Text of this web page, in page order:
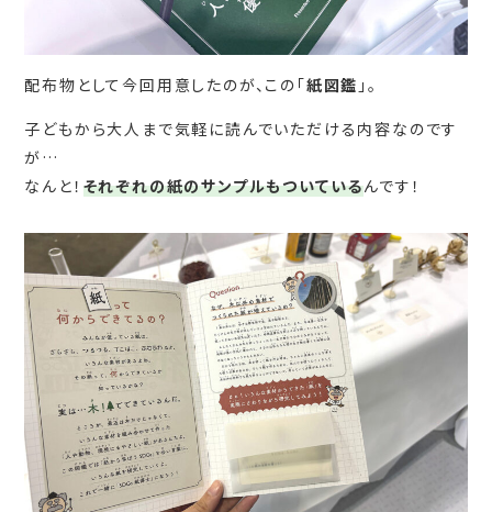
配布物として今回用意したのが、この「紙図鑑 」。
子どもから大人まで気軽に読んでいただける内容なのです
が…
なんと！ それぞれの紙のサンプルもついているんです！